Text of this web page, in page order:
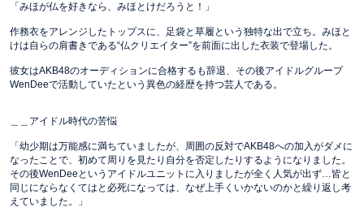
「みほが仏を好きなら、みほとけだろうと！」
作務衣をアレンジしたトップスに、足袋と草履という独特な出で立ち。みほと
けは自らの肩書きである“仏クリエイター”を前面に出した衣装で登場した。
彼女はAKB48のオーディションに合格するも辞退、その後アイドルグループ
WenDeeで活動していたという異色の経歴を持つ芸人である。
＿＿アイドル時代の苦悩
「幼少期は万能感に満ちていましたが、周囲の反対でAKB48への加入がダメに
なったことで、初めて周りを見たり自分を否定したりするようになりました。
その後WenDeeというアイドルユニットに入りましたが全く人気が出ず…皆と
同じにならなくてはと必死になっては、なぜ上手くいかないのかと繰り返し考
えていました。」